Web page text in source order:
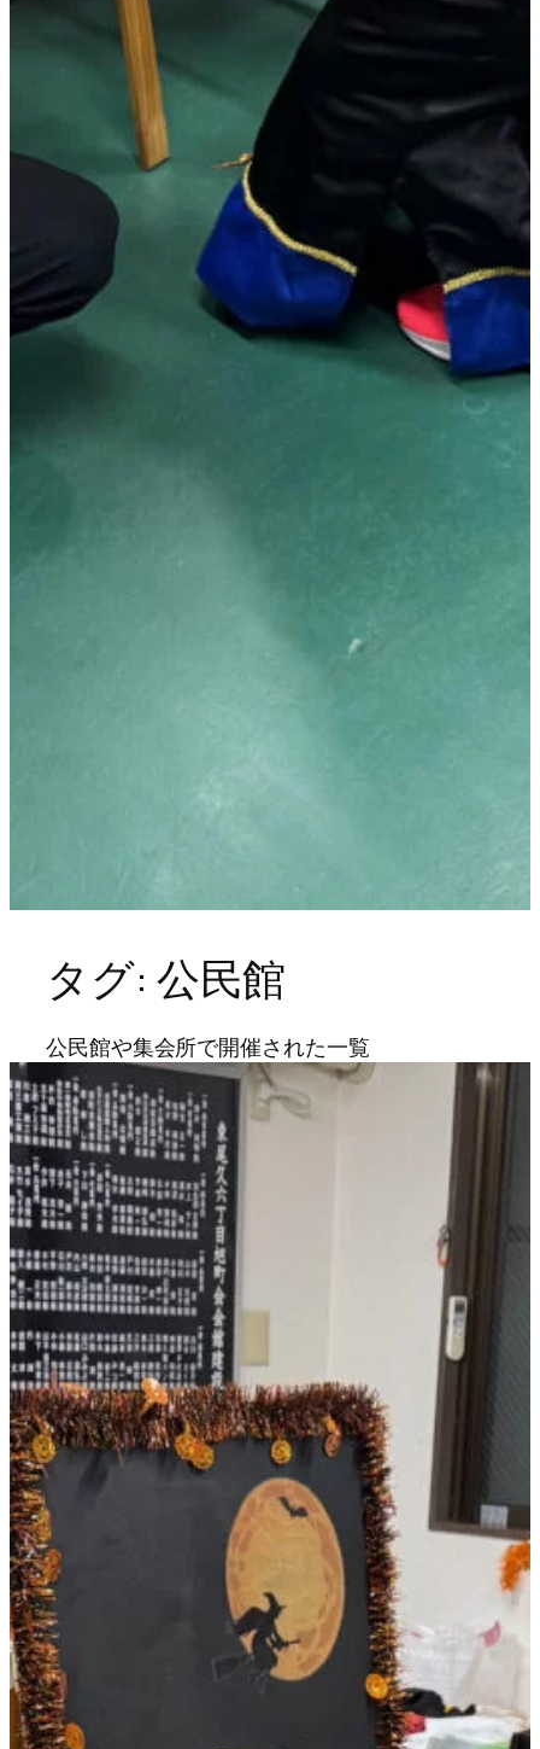
タグ: 公民館
公民館や集会所で開催された一覧